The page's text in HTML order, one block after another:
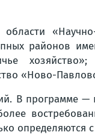
районов
«Ново-
В программе —
определяются